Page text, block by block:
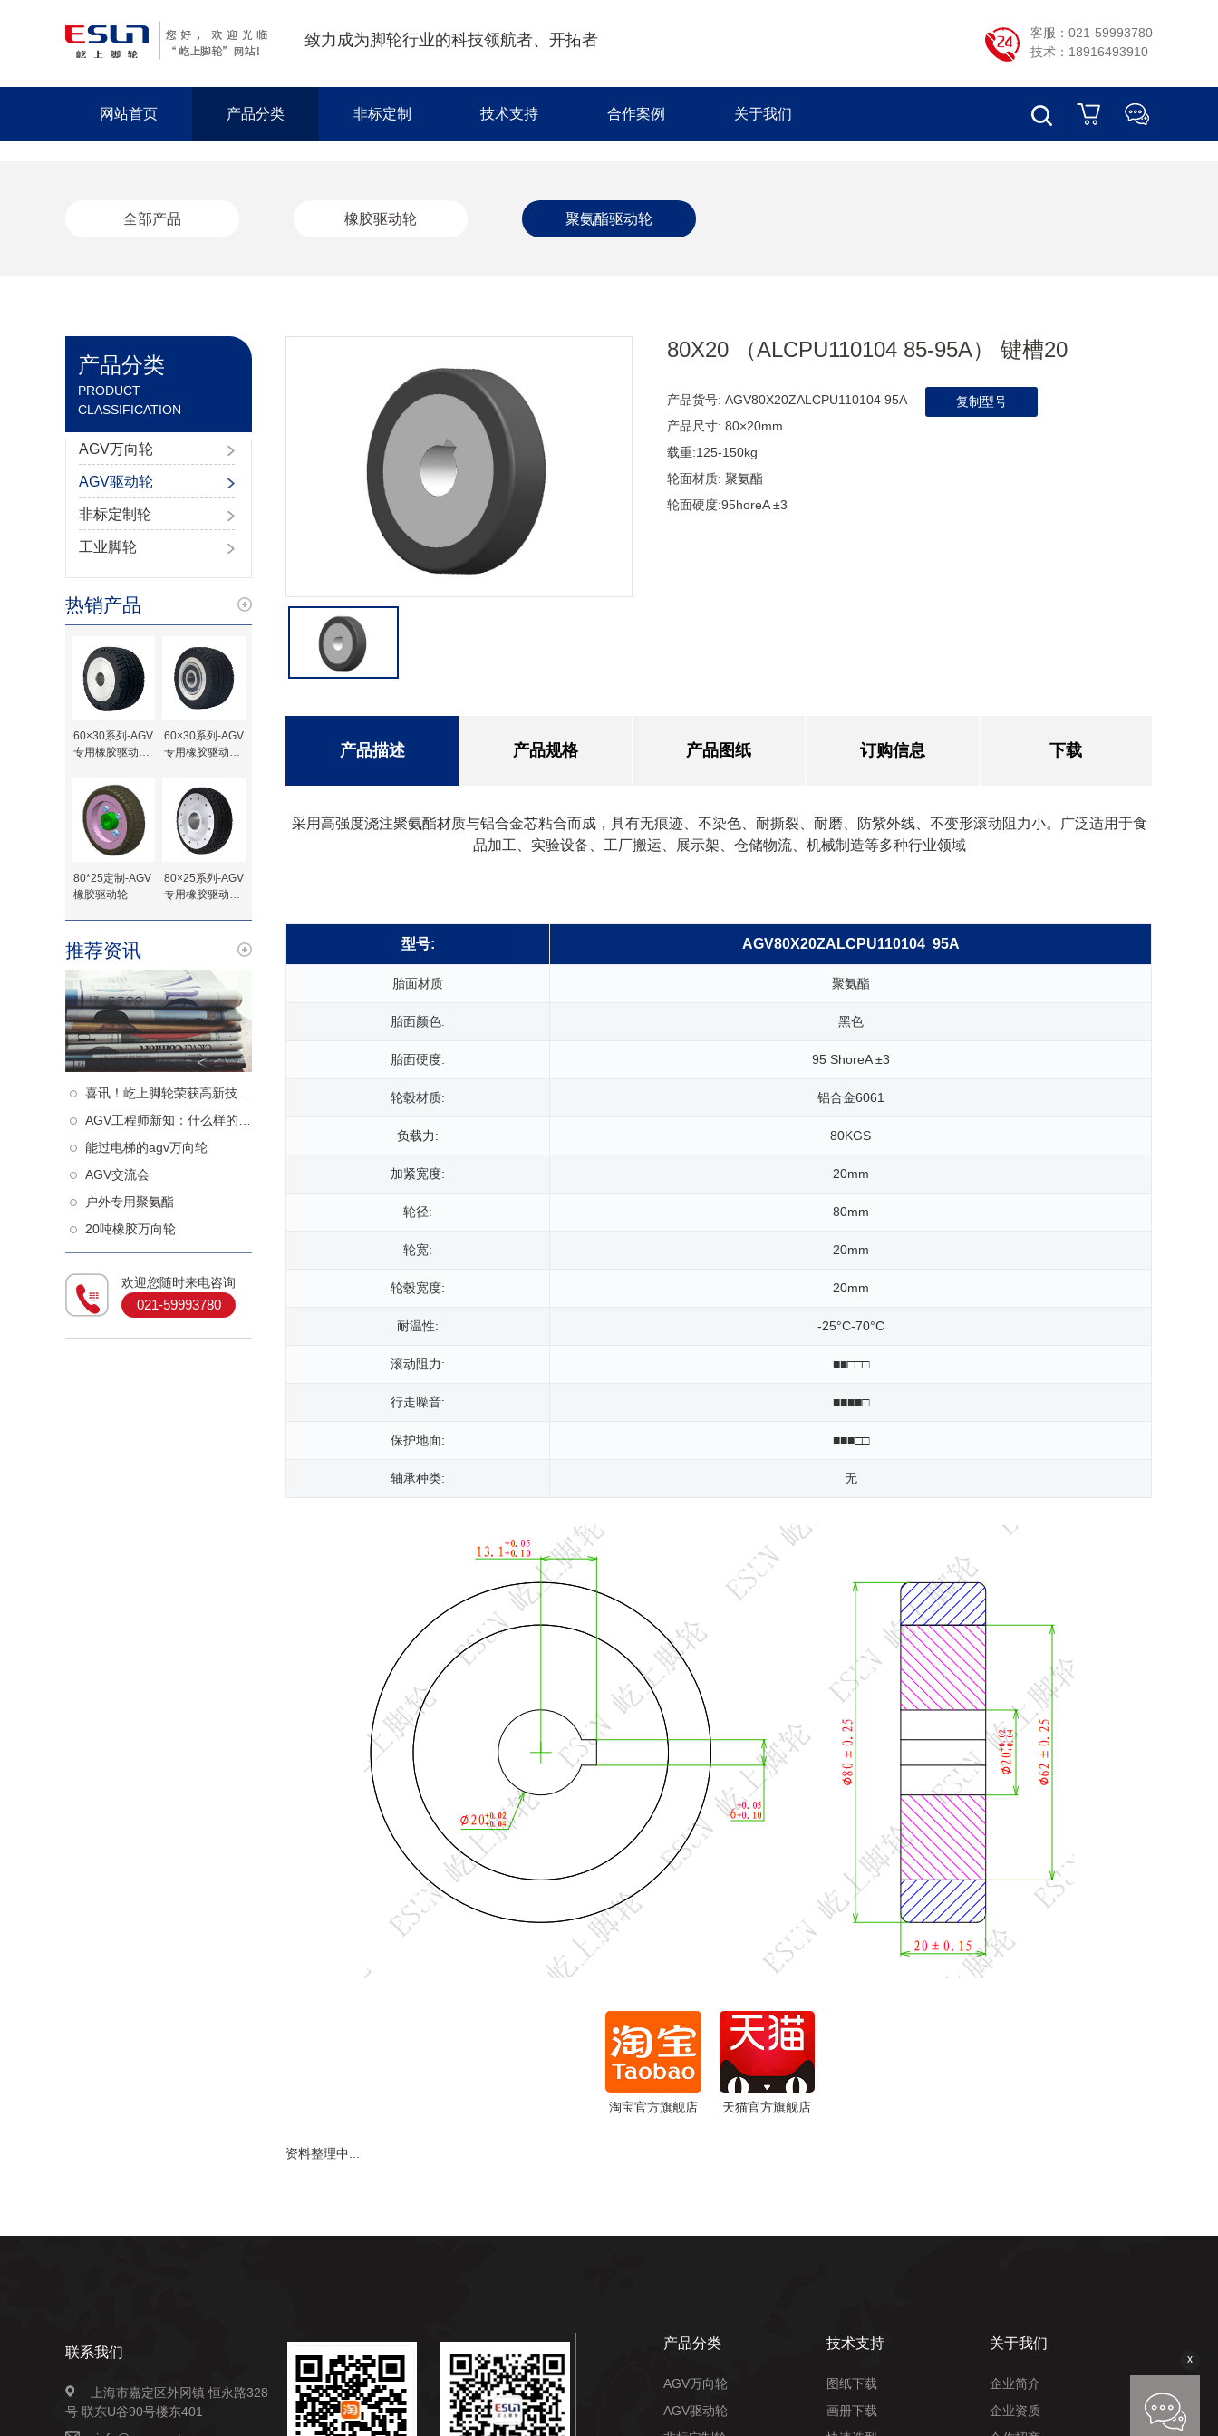
致力成为脚轮行业的科技领航者、开拓者
客服：021-59993780
技术：18916493910
网站首页 产品分类 非标定制 技术支持 合作案例 关于我们
全部产品 橡胶驱动轮 聚氨酯驱动轮
产品分类
PRODUCT
CLASSIFICATION
AGV万向轮
AGV驱动轮
非标定制轮
工业脚轮
热销产品
60×30系列-AGV
专用橡胶驱动轮-
60×30系列-AGV
专用橡胶驱动轮-
80*25定制-AGV
橡胶驱动轮
80×25系列-AGV
专用橡胶驱动轮-
推荐资讯
能过电梯的agv万向轮
AGV交流会
户外专用聚氨酯
20吨橡胶万向轮
欢迎您随时来电咨询
021-59993780
80X20 （ALCPU110104 85-95A） 键槽20
产品货号: AGV80X20ZALCPU110104 95A
产品尺寸: 80×20mm
载重:125-150kg
轮面材质: 聚氨酯
轮面硬度:95horeA ±3
复制型号
产品描述 产品规格 产品图纸 订购信息 下载
采用高强度浇注聚氨酯材质与铝合金芯粘合而成，具有无痕迹、不染色、耐撕裂、耐磨、防紫外线、不变形滚动阻力小。广泛适用于食
品加工、实验设备、工厂搬运、展示架、仓储物流、机械制造等多种行业领域
型号: AGV80X20ZALCPU110104 95A
胎面材质 聚氨酯
胎面颜色: 黑色
胎面硬度: 95 ShoreA ±3
轮毂材质: 铝合金6061
负载力: 80KGS
加紧宽度: 20mm
轮径: 80mm
轮宽: 20mm
轮毂宽度: 20mm
耐温性: -25°C-70°C
滚动阻力: ■■□□□
行走噪音: ■■■■□
保护地面: ■■■□□
轴承种类: 无
淘宝官方旗舰店 天猫官方旗舰店
资料整理中...
联系我们
上海市嘉定区外冈镇 恒永路328
号 联东U谷90号楼东401
产品分类
AGV万向轮
AGV驱动轮
技术支持
图纸下载
画册下载
关于我们
企业简介
企业资质
x